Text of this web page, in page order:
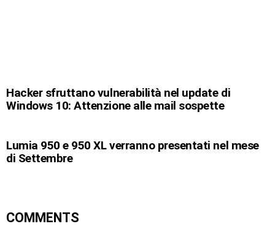
Hacker sfruttano vulnerabilità nel update di
Windows 10: Attenzione alle mail sospette
Lumia 950 e 950 XL verranno presentati nel mese
di Settembre
COMMENTS